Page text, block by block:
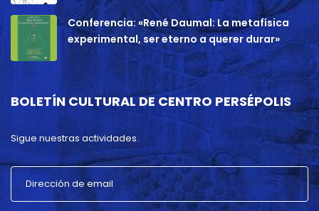
Conferencia: «René Daumal: La metafísica
experimental, ser eterno a querer durar»
BOLETÍN CULTURAL DE CENTRO PERSÉPOLIS
Sigue nuestras actividades.